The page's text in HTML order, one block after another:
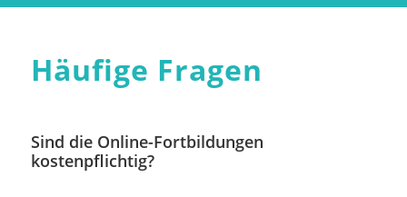
Häufige Fragen
Sind die Online-Fortbildungen
kostenpflichtig?